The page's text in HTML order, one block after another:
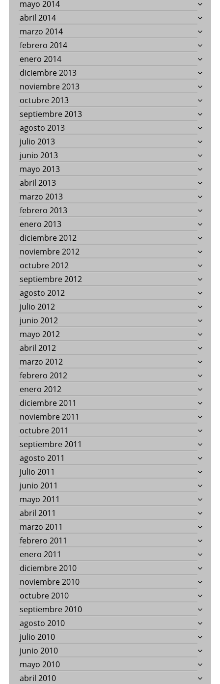
mayo 2014
abril 2014
marzo 2014
febrero 2014
enero 2014
diciembre 2013
noviembre 2013
octubre 2013
septiembre 2013
agosto 2013
julio 2013
junio 2013
mayo 2013
abril 2013
marzo 2013
febrero 2013
enero 2013
diciembre 2012
noviembre 2012
octubre 2012
septiembre 2012
agosto 2012
julio 2012
junio 2012
mayo 2012
abril 2012
marzo 2012
febrero 2012
enero 2012
diciembre 2011
noviembre 2011
octubre 2011
septiembre 2011
agosto 2011
julio 2011
junio 2011
mayo 2011
abril 2011
marzo 2011
febrero 2011
enero 2011
diciembre 2010
noviembre 2010
octubre 2010
septiembre 2010
agosto 2010
julio 2010
junio 2010
mayo 2010
abril 2010